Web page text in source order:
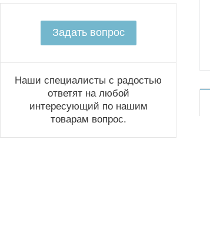
Задать вопрос
Наши специалисты с радостью
ответят на любой
интересующий по нашим
товарам вопрос.